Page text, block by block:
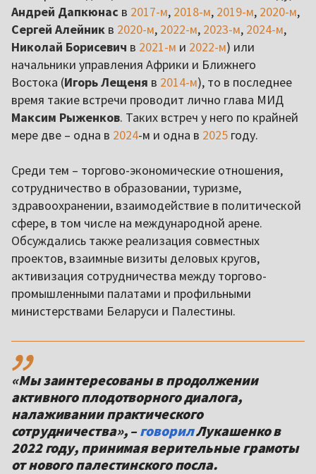
Андрей Дапкюнас в 2017-м, 2018-м, 2019-м, 2020-м,
Сергей Алейник в 2020-м, 2022-м, 2023-м, 2024-м,
Николай Борисевич в 2021-м и 2022-м) или
начальники управления Африки и Ближнего
Востока (Игорь Лещеня в 2014-м), то в последнее
время такие встречи проводит лично глава МИД
Максим Рыженков. Таких встреч у него по крайней
мере две – одна в 2024-м и одна в 2025 году.
Среди тем – торгово-экономические отношения,
сотрудничество в образовании, туризме,
здравоохранении, взаимодействие в политической
сфере, в том числе на международной арене.
Обсуждались также реализация совместных
проектов, взаимные визиты деловых кругов,
активизация сотрудничества между торгово-
промышленными палатами и профильными
министерствами Беларуси и Палестины.
,,
«Мы заинтересованы в продолжении
активного плодотворного диалога,
налаживании практического
сотрудничества», – говорилЛукашенко в
2022 году, принимая верительные грамоты
от нового палестинского посла.